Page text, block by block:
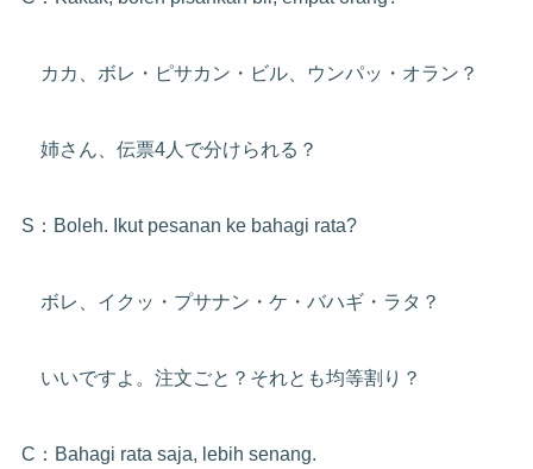
カカ、ボレ・ピサカン・ビル、ウンパッ・オラン？
姉さん、伝票4人で分けられる？
S：Boleh. Ikut pesanan ke bahagi rata?
ボレ、イクッ・プサナン・ケ・バハギ・ラタ？
いいですよ。注文ごと？それとも均等割り？
C：Bahagi rata saja, lebih senang.